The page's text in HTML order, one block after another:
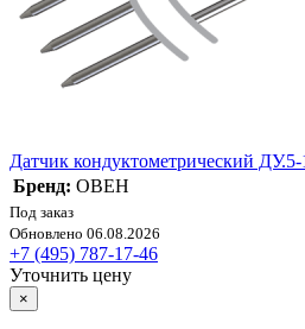
Датчик кондуктометрический
Бренд: ОВЕН
Под заказ
Обновлено 06.08.2026
+7 (495) 787-17-46
Уточнить цену
×